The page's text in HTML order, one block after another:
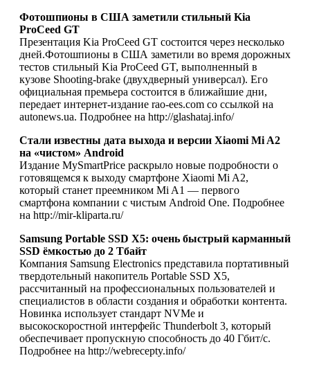
Фотошпионы в США заметили стильный Kia
ProCeed GT
Презентация Kia ProCeed GT состоится через несколько
дней.Фотошпионы в США заметили во время дорожных
тестов стильный Kia ProCeed GT, выполненный в
кузове Shooting-brake (двухдверный универсал). Его
официальная премьера состоится в ближайшие дни,
передает интернет-издание rao-ees.com со ссылкой на
autonews.ua. Подробнее на http://glashataj.info/
Стали известны дата выхода и версии Xiaomi Mi A2
на «чистом» Android
Издание MySmartPrice раскрыло новые подробности о
готовящемся к выходу смартфоне Xiaomi Mi A2,
который станет преемником Mi A1 — первого
смартфона компании с чистым Android One. Подробнее
на http://mir-kliparta.ru/
Samsung Portable SSD X5: очень быстрый карманный
SSD ёмкостью до 2 Тбайт
Компания Samsung Electronics представила портативный
твердотельный накопитель Portable SSD X5,
рассчитанный на профессиональных пользователей и
специалистов в области создания и обработки контента.
Новинка использует стандарт NVMe и
высокоскоростной интерфейс Thunderbolt 3, который
обеспечивает пропускную способность до 40 Гбит/с.
Подробнее на http://webrecepty.info/